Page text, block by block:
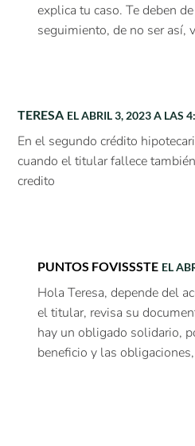
explica tu caso. Te deben
seguimiento, de no ser así,
TERESA EL ABRIL 3, 2023 A LAS
En el segundo crédito
cuando el titular fallece
credito
PUNTOS FOVISSSTE EL
Hola Teresa, depende del
el titular, revisa su
hay un obligado solidario,
beneficio y las